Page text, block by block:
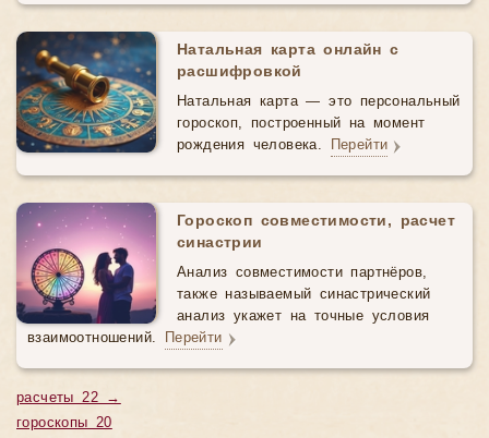
Натальная карта онлайн с
расшифровкой
Натальная карта — это персональный
гороскоп, построенный на момент
рождения человека.
Перейти
Гороскоп совместимости, расчет
синастрии
Анализ совместимости партнёров,
также называемый синастрический
анализ укажет на точные условия
взаимоотношений.
Перейти
расчеты 22 →
гороскопы 20